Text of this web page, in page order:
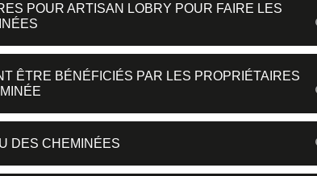
POUR ARTISAN LOBRY POUR FAIRE LES
ÊTRE BÉNÉFICIÉS PAR LES PROPRIÉTAIRES
DES CHEMINÉES